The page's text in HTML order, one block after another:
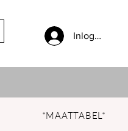
Inloggen
*MAATTABEL*